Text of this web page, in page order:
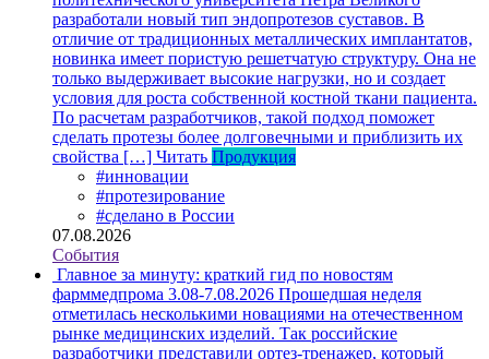
разработали новый тип эндопротезов суставов. В
отличие от традиционных металлических имплантатов,
новинка имеет пористую решетчатую структуру. Она не
только выдерживает высокие нагрузки, но и создает
условия для роста собственной костной ткани пациента.
По расчетам разработчиков, такой подход поможет
сделать протезы более долговечными и приблизить их
свойства […] Читать Продукция
#инновации
#протезирование
#сделано в России
07.08.2026
События
Главное за минуту: краткий гид по новостям
фарммедпрома 3.08-7.08.2026 Прошедшая неделя
отметилась несколькими новациями на отечественном
рынке медицинских изделий. Так российские
разработчики представили ортез-тренажер, который